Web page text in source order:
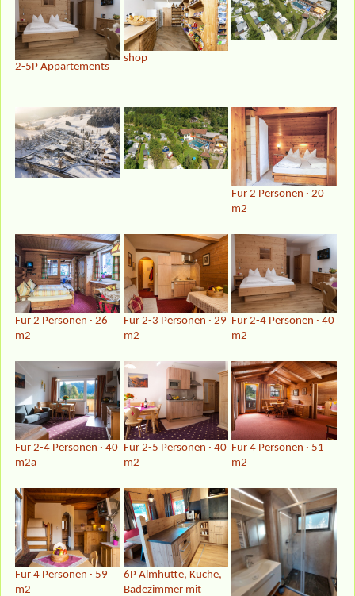
2-5P Appartements
shop
Für 2 Personen · 20
m2
Für 2 Personen · 26
m2
Für 2-3 Personen · 29
m2
Für 2-4 Personen · 40
m2
Für 2-4 Personen · 40
m2a
Für 2-5 Personen · 40
m2
Für 4 Personen · 51
m2
Für 4 Personen · 59
m2
6P Almhütte, Küche,
Badezimmer mit